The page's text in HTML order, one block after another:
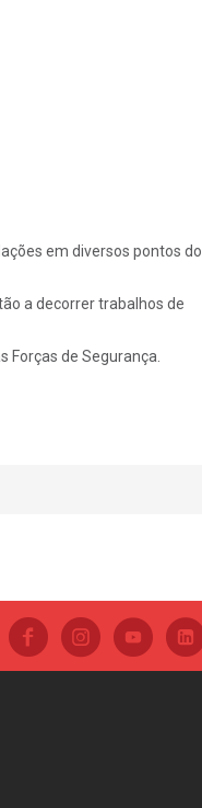
em diversos pontos do
a decorrer trabalhos de
de Segurança.